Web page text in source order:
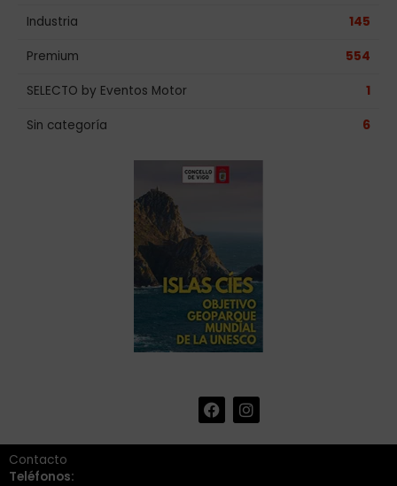
Industria 145
Premium 554
SELECTO by Eventos Motor 1
Sin categoría 6
F
a
e
I
n
t
Contacto
Teléfonos: